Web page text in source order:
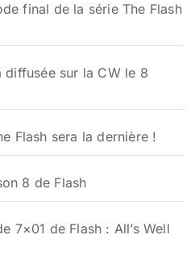
final de la série The Flash
diffusée sur la CW le 8
Flash sera la dernière !
8 de Flash
7×01 de Flash : All’s Well